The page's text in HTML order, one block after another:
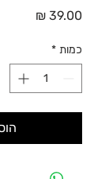
כמות *